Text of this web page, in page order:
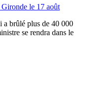
le 17 août
a brûlé plus de 40 000
se rendra dans le